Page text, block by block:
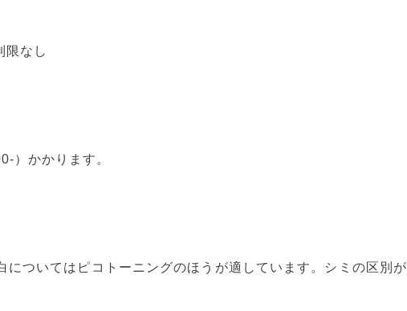
限なし
）かかります。
についてはピコトーニングのほうが適しています。シミの区別が